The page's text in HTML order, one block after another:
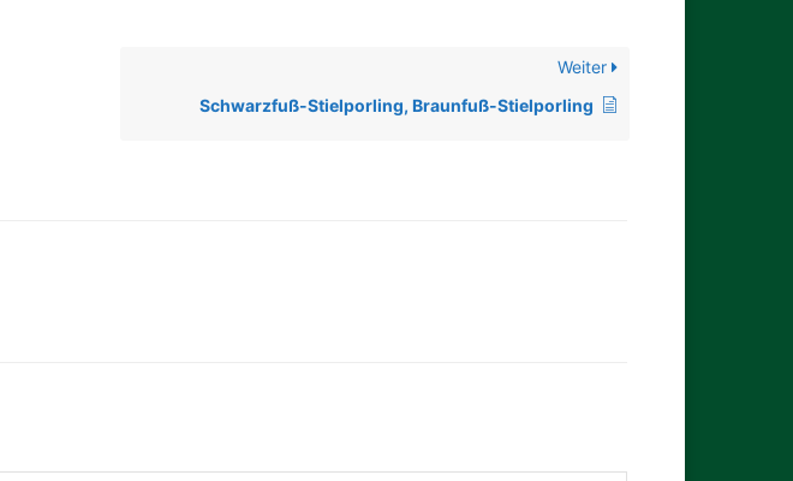
Weiter
Schwarzfuß-Stielporling, Braunfuß-Stielporling